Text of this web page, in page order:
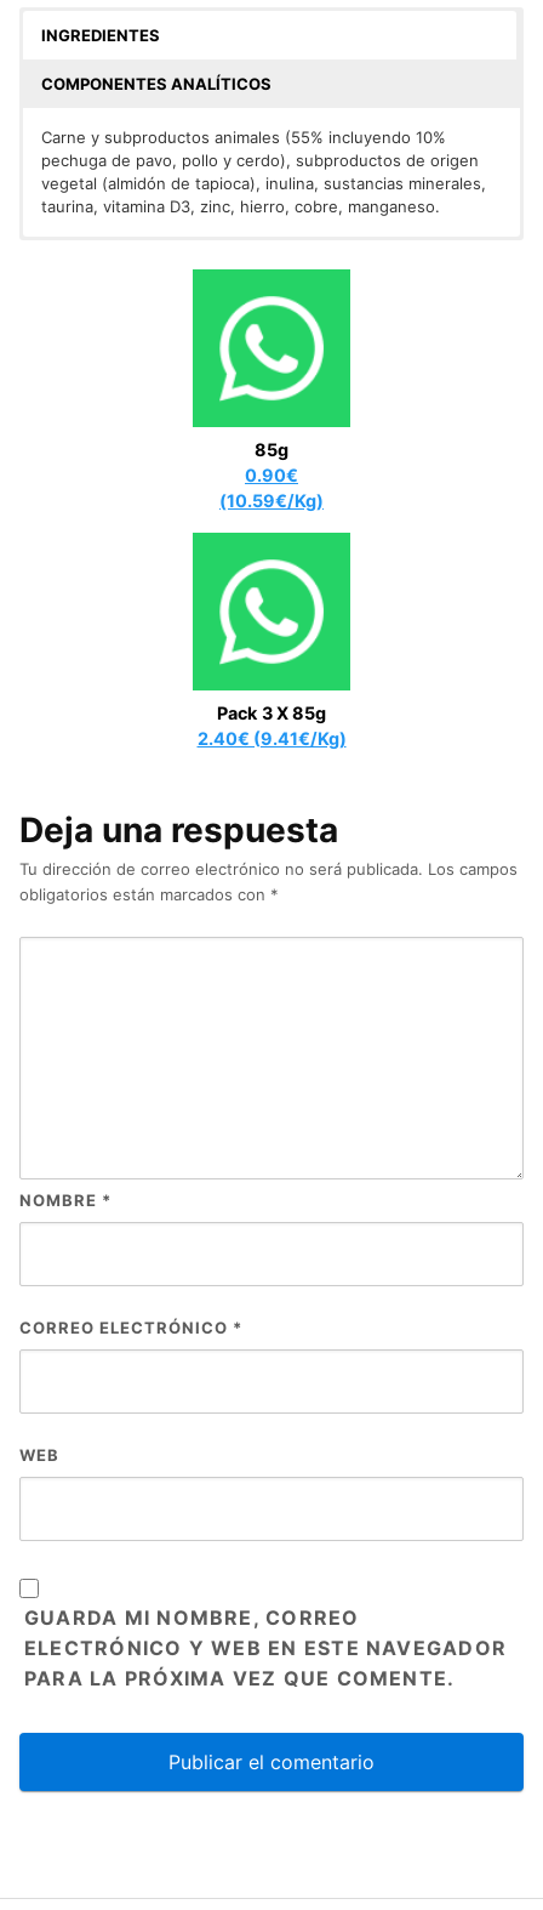
INGREDIENTES
COMPONENTES ANALÍTICOS
Carne y subproductos animales (55% incluyendo 10%
pechuga de pavo, pollo y cerdo), subproductos de origen
vegetal (almidón de tapioca), inulina, sustancias minerales,
taurina, vitamina D3, zinc, hierro, cobre, manganeso.
ceniza bruta 2%, fibra bruta 0,3%.
85g
0.90€
(10.59€/Kg)
Pack 3 X 85g
2.40€ (9.41€/Kg)
Deja una respuesta
Tu dirección de correo electrónico no será publicada. Los campos
obligatorios están marcados con *
NOMBRE *
CORREO ELECTRÓNICO *
WEB
GUARDA MI NOMBRE, CORREO
ELECTRÓNICO Y WEB EN ESTE NAVEGADOR
PARA LA PRÓXIMA VEZ QUE COMENTE.